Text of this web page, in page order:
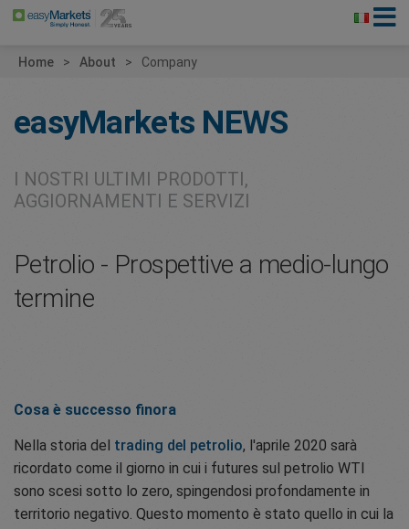
Home About Company
easyMarkets NEWS
I NOSTRI ULTIMI PRODOTTI,
AGGIORNAMENTI E SERVIZI
Petrolio - Prospettive a medio-lungo
termine
Cosa è successo finora
Nella storia del trading del petrolio, l'aprile 2020 sarà
ricordato come il giorno in cui i futures sul petrolio WTI
sono scesi sotto lo zero, spingendosi profondamente in
territorio negativo. Questo momento è stato quello in cui la